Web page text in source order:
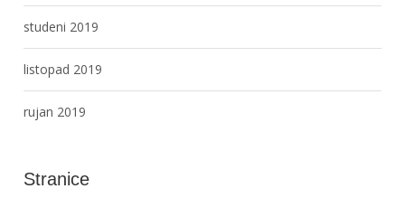
studeni 2019
listopad 2019
rujan 2019
Stranice